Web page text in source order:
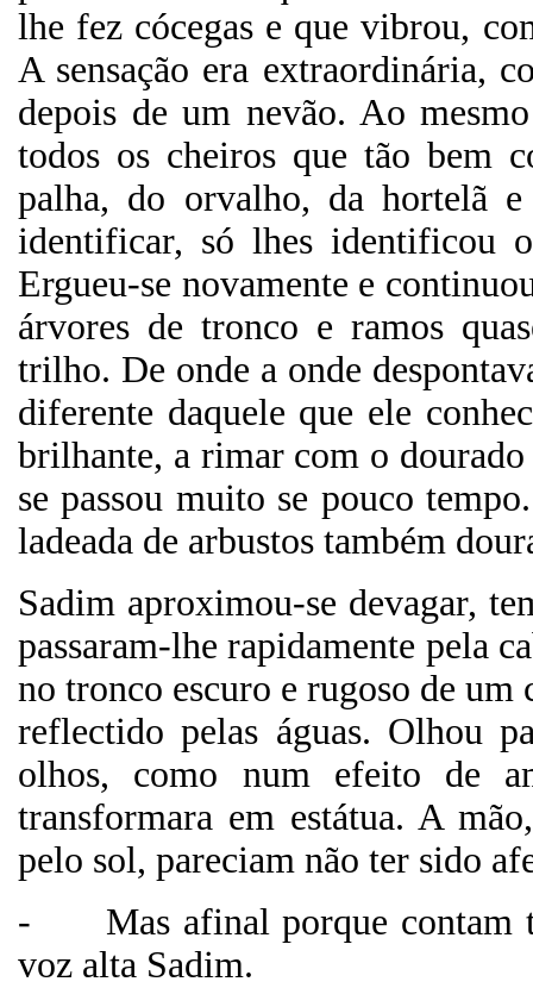
lhe fez cócegas e que vibrou,
A sensação era extraordinária,
depois de um nevão. Ao
todos os cheiros que tão bem
palha, do orvalho, da hortelã
identificar, só lhes identificou
Ergueu-se novamente e
árvores de tronco e ramos
trilho. De onde a onde
diferente daquele que ele
brilhante, a rimar com o
se passou muito se pouco
ladeada de arbustos também
Sadim aproximou-se devagar,
passaram-lhe rapidamente pela
no tronco escuro e rugoso de um
reflectido pelas águas. Olhou
olhos, como num efeito de
transformara em estátua. A
pelo sol, pareciam não ter sido
-
Mas afinal porque contam
voz alta Sadim.